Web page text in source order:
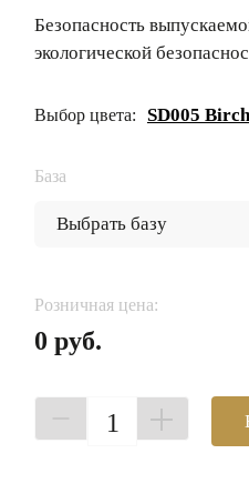
Безопасность
экологической
Выбор цвета: SD005
База
Розничная цена:
0 руб.
1